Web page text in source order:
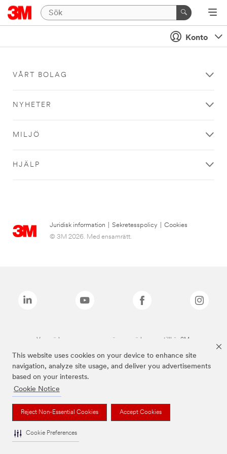
This website uses cookies on your device to enhance site
navigation, analyze site usage, and deliver you advertisements
based on your interests.
Cookie Notice
Reject Non-Essential Cookies Accept Cookies
Cookie Preferences
Konto
VÅRT BOLAG
NYHETER
MILJÖ
HJÄLP
Juridisk information Sekretesspolicy
Cookies
© 3M 2026. Med ensamrätt.
Varumärken som anges ovan är varumärken som tillhör 3M.